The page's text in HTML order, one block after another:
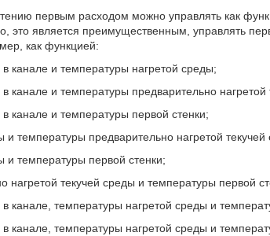
первым расходом можно управлять как
это является преимущественным, управлять
как функцией:
канале и температуры нагретой среды;
канале и температуры предварительно нагретой
канале и температуры первой стенки;
и температуры предварительно нагретой текучей
и температуры первой стенки;
нагретой текучей среды и температуры первой
канале, температуры нагретой среды и
канале, температуры нагретой среды и